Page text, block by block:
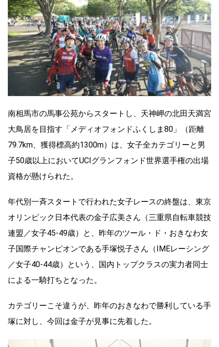
南相馬市の馬事公苑からスタートし、天神岬の北田天満宮
大鳥居を目指す「メディオフォンドふくしま80」（距離
79.7km、獲得標高約1300m）は、女子全カテゴリーと男
子50歳以上においてUCIグランフォンド世界選手権の出場
資格が懸けられた。
年代別一斉スタートで行われた女子レースの終盤は、東京
オリンピック日本代表の金子広美さん（三重県自転車競技
連盟／女子45-49歳）と、昨年のツール・ド・おきなわ女
子国際チャンピオンである手塚悦子さん（IMEレーシング
／女子40-44歳）という、国内トップクラスの実力者同士
による一騎打ちとなった。
カテゴリーこそ違うが、昨年のおきなわで勝利している手
塚に対し、今回は金子が見事に先着した。